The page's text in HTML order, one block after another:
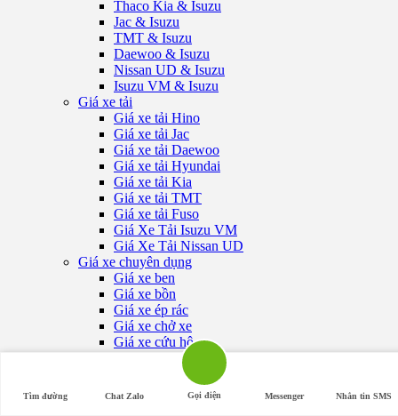
Thaco Kia & Isuzu
Jac & Isuzu
TMT & Isuzu
Daewoo & Isuzu
Nissan UD & Isuzu
Isuzu VM & Isuzu
Giá xe tải
Giá xe tải Hino
Giá xe tải Jac
Giá xe tải Daewoo
Giá xe tải Hyundai
Giá xe tải Kia
Giá xe tải TMT
Giá xe tải Fuso
Giá Xe Tải Isuzu VM
Giá Xe Tải Nissan UD
Giá xe chuyên dụng
Giá xe ben
Giá xe bồn
Giá xe ép rác
Giá xe chở xe
Giá xe cứu hộ
Giá xe đông lạnh
Giá xe tải gắn cẩu
Giá bửng nâng xe tải
Tìm đường Chat Zalo Gọi điện Messenger Nhắn tin SMS